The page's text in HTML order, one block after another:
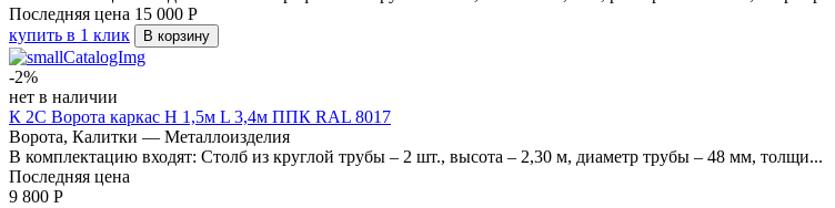
Последняя цена 15 000 Р
купить в 1 клик
В корзину
-2%
нет в наличии
К 2С Ворота каркас Н 1,5м L 3,4м ППК RAL 8017
Ворота, Калитки — Металлоизделия
В комплектацию входят: Столб из круглой трубы – 2 шт., высота – 2,30 м, диаметр трубы – 48 мм, толщи...
Последняя цена
9 800 Р